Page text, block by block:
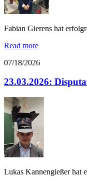
Fabian Gierens hat
Read more
07/18/2026
23.03.2026:
Lukas Kannengießer hat